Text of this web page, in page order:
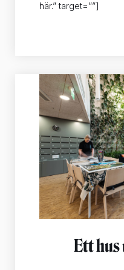
här.” target=””]
Ett